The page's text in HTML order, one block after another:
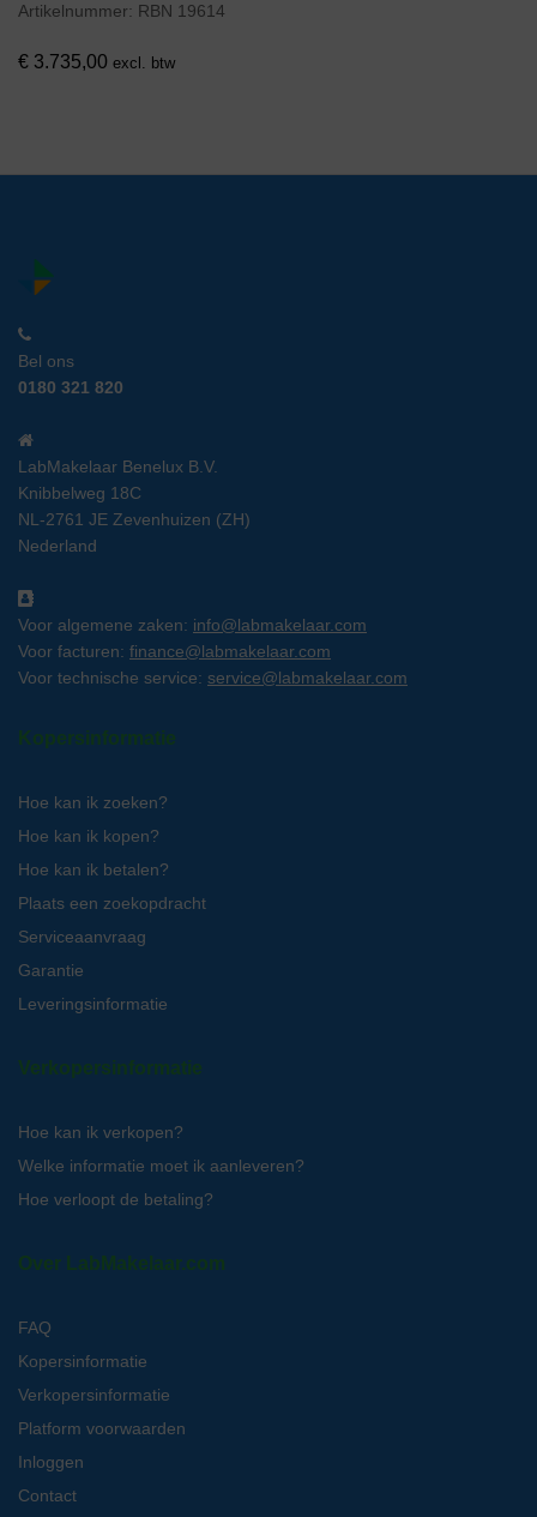
Artikelnummer: RBN 19614
€ 3.735,00 excl. btw
Bel ons
0180 321 820
LabMakelaar Benelux B.V.
Knibbelweg 18C
NL-2761 JE Zevenhuizen (ZH)
Nederland
Voor algemene zaken: info@labmakelaar.com
Voor facturen: finance@labmakelaar.com
Voor technische service: service@labmakelaar.com
Kopersinformatie
Hoe kan ik zoeken?
Hoe kan ik kopen?
Hoe kan ik betalen?
Plaats een zoekopdracht
Serviceaanvraag
Garantie
Leveringsinformatie
Verkopersinformatie
Hoe kan ik verkopen?
Welke informatie moet ik aanleveren?
Hoe verloopt de betaling?
Over LabMakelaar.com
FAQ
Kopersinformatie
Verkopersinformatie
Platform voorwaarden
Inloggen
Contact